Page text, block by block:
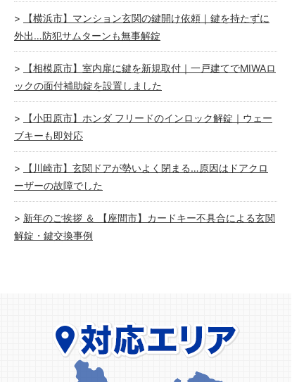
【横浜市】マンション玄関の鍵開け依頼｜鍵を持たずに
外出…防犯サムターンも無事解錠
【相模原市】室内扉に鍵を新規取付｜一戸建てでMIWAロ
ックの面付補助錠を設置しました
【小田原市】ホンダ フリードのインロック解錠｜ウェー
ブキーも即対応
【川崎市】玄関ドアが勢いよく閉まる…原因はドアクロ
ーザーの故障でした
新年のご挨拶 ＆ 【座間市】カードキー不具合による玄関
解錠・鍵交換事例